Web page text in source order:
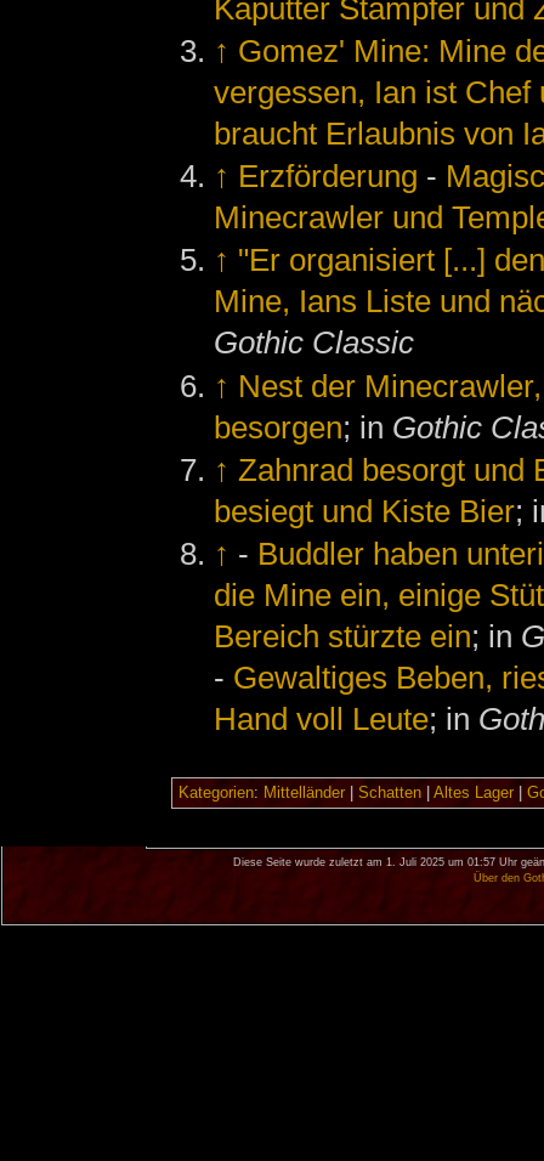
Kaputter Stampfer und
↑ Gomez' Mine: Mine
vergessen, Ian ist Chef
braucht Erlaubnis von
↑ Erzförderung -
Minecrawler und
↑ "Er organisiert [...]
Mine, Ians Liste und
Gothic Classic
↑ Nest der
besorgen; in Gothic
↑ Zahnrad besorgt und
besiegt und Kiste Bier;
↑ - Buddler haben
die Mine ein, einige
Bereich stürzte ein; in
- Gewaltiges Beben,
Hand voll Leute; in
Kategorien: Mittelländer| Schatten| Altes Lager|
Diese Seite wurde zuletzt am 1. Juli 2025 um 01:57 Uhr
Über den